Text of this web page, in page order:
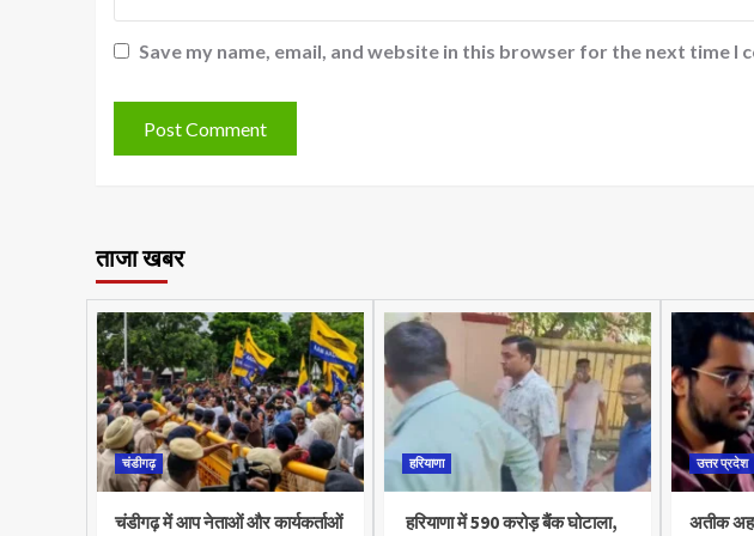
Save my name, email, and website in this browser for the next time I
ताजा खबर
चंडीगढ़
चंडीगढ़ में आप नेताओं और कार्यकर्ताओं
हरियाणा
हरियाणा में 590 करोड़ बैंक घोटाला,
उत्तर प्रदेश
अतीक